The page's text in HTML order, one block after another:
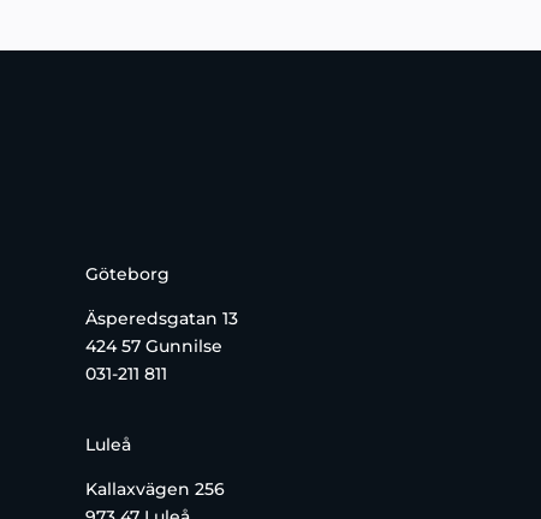
Göteborg
Äsperedsgatan 13
424 57 Gunnilse
031-211 811
Luleå
Kallaxvägen 256